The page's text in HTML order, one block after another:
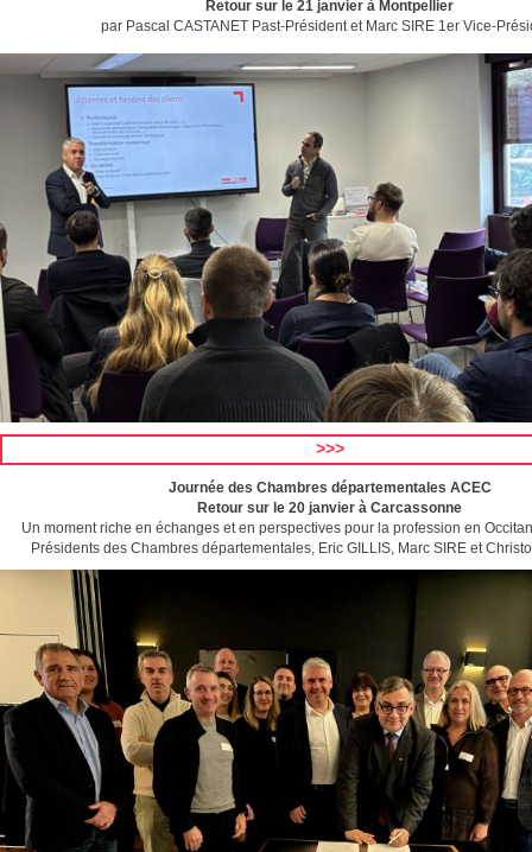
Retour sur le 21 janvier à Montpellier
par Pascal CASTANET Past-Président et Marc SIRE 1er Vice-
>>>
Journée des Chambres départementales ACEC
Retour sur le 20 janvier à Carcassonne
Un moment riche en échanges et en perspectives pour la profession en
Présidents des Chambres départementales, Eric GILLIS, Marc SIRE et